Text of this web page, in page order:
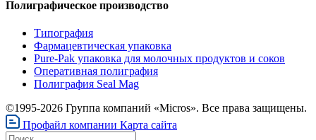
Полиграфическое производство
Типография
Фармацевтическая упаковка
Pure-Pak упаковка для молочных продуктов и соков
Оперативная полиграфия
Полиграфия Seal Mag
©1995-2026 Группа компаний «Micros». Все права защищены.
Профайл компании Карта сайта